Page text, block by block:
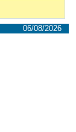
06/08/2026